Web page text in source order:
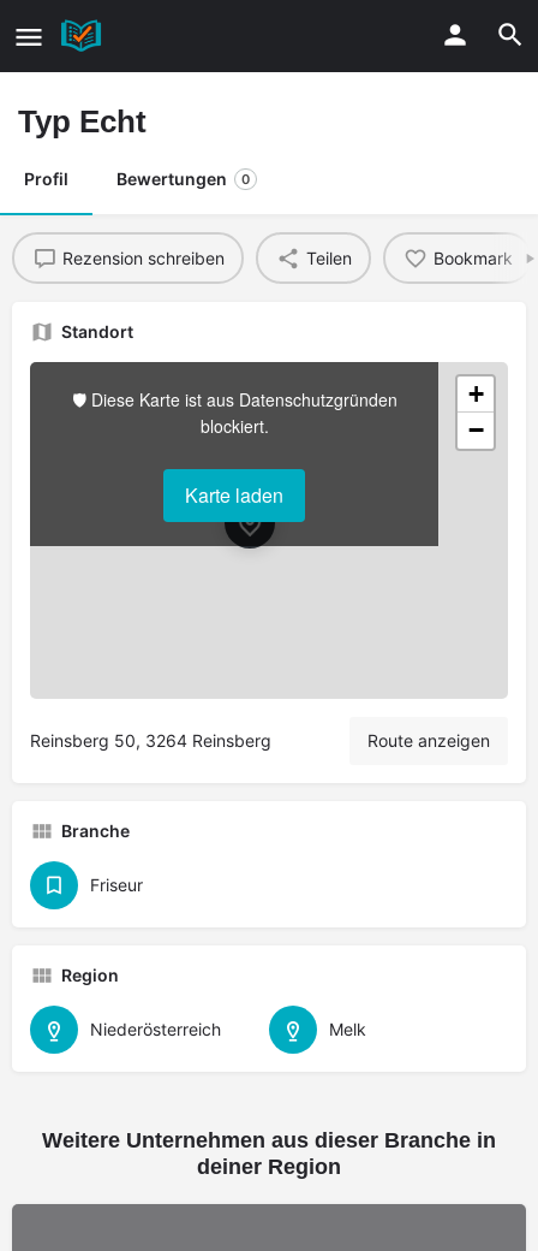
Typ Echt
Profil Bewertungen 0
Rezension schreiben Teilen Bookmark
Standort
🛡️ Diese Karte ist aus Datenschutzgründen
blockiert.
Karte laden
+
−
Reinsberg 50, 3264 Reinsberg
Route anzeigen
Branche
Friseur
Region
Niederösterreich Melk
Weitere Unternehmen aus dieser Branche in
deiner Region